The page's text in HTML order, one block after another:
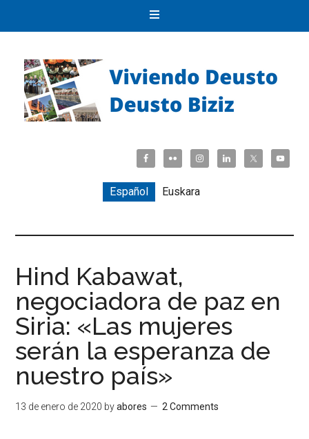
Español Euskara
Hind Kabawat,
negociadora de paz en
Siria: «Las mujeres
serán la esperanza de
nuestro país»
13 de enero de 2020 byabores 2 Comments